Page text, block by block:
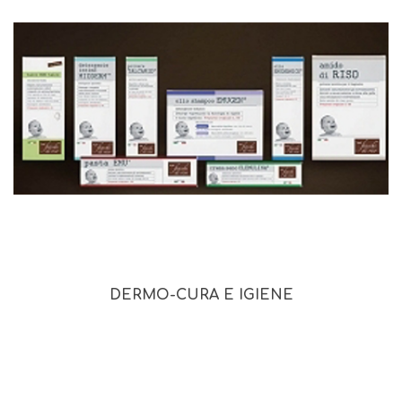
DERMO-CURA E IGIENE